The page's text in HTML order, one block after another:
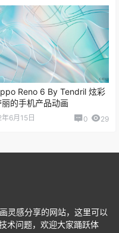
Reno 6 By Tendril 炫彩
丽的手机产品动画
年6月15日 0 29
灵感分享的网站，这里可以
术问题，欢迎大家踊跃体